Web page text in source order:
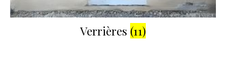
Verrières (11)